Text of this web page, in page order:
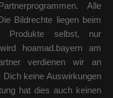
Alle
Bildrechte liegen beim
Produkte selbst, nur
hoamad.bayern am
verdienen wir an
keine Auswirkungen
hat dies auch keinen